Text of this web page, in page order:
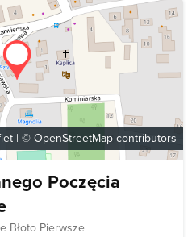
| © OpenStreetMap contributors
Poczęcia
Błoto Pierwsze